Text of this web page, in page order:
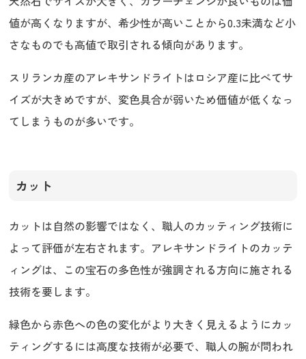
値が高くなりますが、希少性が高いことから0.3未満など小
さなものでも高値で取引される傾向があります。
スリランカ産のアレキサンドライトはロシア産に比べてサ
イズが大きめですが、変色具合が弱いため価値が低くなっ
てしまうものが多いです。
カット
カットは自然の影響ではなく、職人のカッティング技術に
よって評価が左右されます。アレキサンドライトのカッテ
ィングは、この宝石の多色性が強調される方向に施される
技術を要します。
緑色から赤色への色の変化がより大きく見えるようにカッ
ティングするには高度な技術が必要で、職人の腕が問われ